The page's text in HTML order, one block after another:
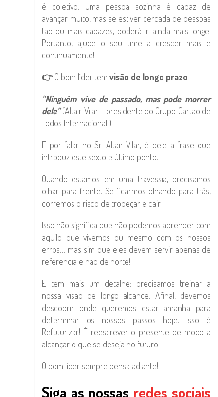
é coletivo. Uma pessoa sozinha é capaz de
avançar muito, mas se estiver cercada de pessoas
tão ou mais capazes, poderá ir ainda mais longe.
Portanto, ajude o seu time a crescer mais e
continuamente!
👉O bom líder tem visão de longo prazo
“Ninguém vive de passado, mas pode morrer
dele”(Altair Vilar - presidente do Grupo Cartão de
Todos Internacional )
E por falar no Sr. Altair Vilar, é dele a frase que
introduz este sexto e último ponto.
Quando estamos em uma travessia, precisamos
olhar para frente. Se ficarmos olhando para trás,
corremos o risco de tropeçar e cair.
Isso não significa que não podemos aprender com
aquilo que vivemos ou mesmo com os nossos
erros… mas sim que eles devem servir apenas de
referência e não de norte!
E tem mais um detalhe: precisamos treinar a
nossa visão de longo alcance. Afinal, devemos
descobrir onde queremos estar amanhã para
determinar os nossos passos hoje. Isso é
Refuturizar! É reescrever o presente de modo a
alcançar o que se deseja no futuro.
O bom líder sempre pensa adiante!
Siga as nossas redes sociais